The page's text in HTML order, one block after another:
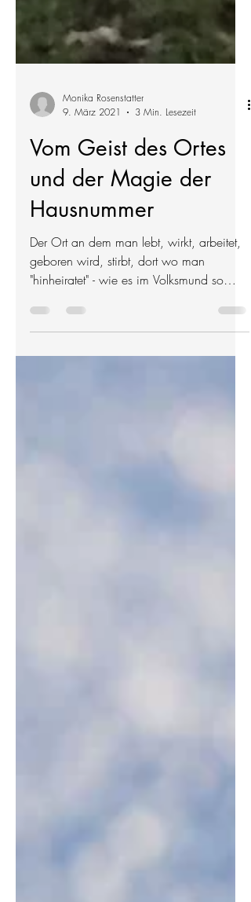
9. März 2021
3 Min. Lesezeit
Vom Geist des Ortes
und der Magie der
Hausnummer
Der Ort an dem man lebt, wirkt, arbeitet,
"hinheiratet" - wie es im Volksmund so
schön heißt, hat eine...